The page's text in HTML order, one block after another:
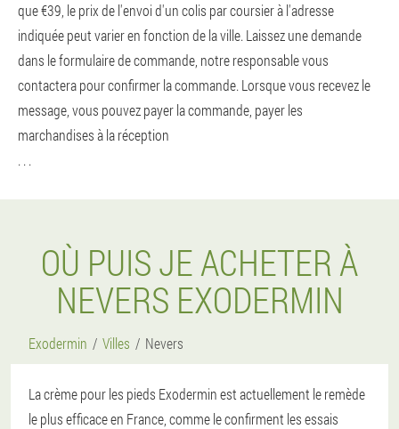
que €39, le prix de l'envoi d'un colis par coursier à l'adresse
indiquée peut varier en fonction de la ville. Laissez une demande
dans le formulaire de commande, notre responsable vous
contactera pour confirmer la commande. Lorsque vous recevez le
message, vous pouvez payer la commande, payer les
marchandises à la réception
. . .
OÙ PUIS JE ACHETER À
NEVERS EXODERMIN
Exodermin Villes Nevers
La crème pour les pieds Exodermin est actuellement le remède
le plus efficace en France, comme le confirment les essais